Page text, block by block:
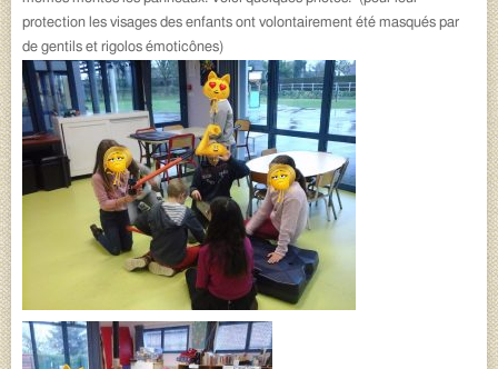
protection les visages des enfants ont volontairement été masqués par
de gentils et rigolos émoticônes)